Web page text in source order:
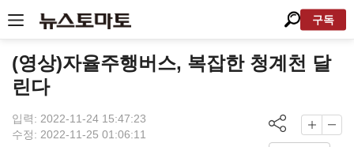
구독
(영상)자율주행버스, 복잡한 청계천 달
린다
입력: 2022-11-24 15:47:23
수정: 2022-11-25 01:06:11